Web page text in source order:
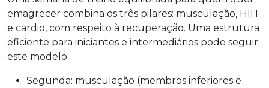
emagrecer combina os três pilares: musculação, HIIT
e cardio, com respeito à recuperação. Uma estrutura
eficiente para iniciantes e intermediários pode seguir
este modelo:
Segunda: musculação (membros inferiores e